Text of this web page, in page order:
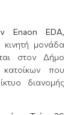
Enaon EDA,
κινητή μονάδα
στον Δήμο
που
διανομής